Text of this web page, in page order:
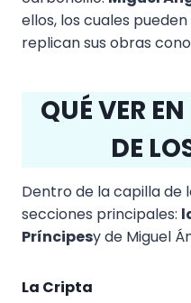
ellos, los cuales
replican sus obras
QUÉ VER
DE
Dentro de la capilla de
secciones principales:
Príncipesy de Miguel
La Cripta